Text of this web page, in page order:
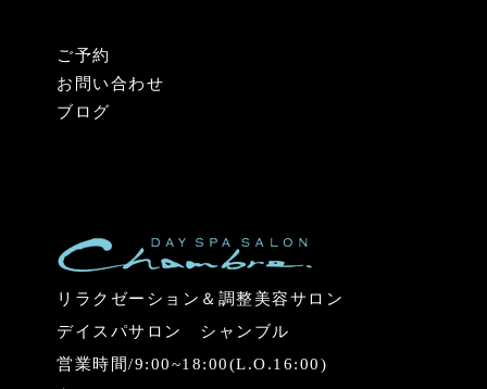
ご予約
お問い合わせ
ブログ
リラクゼーション＆調整美容サロン
デイスパサロン シャンブル
営業時間/9:00~18:00(L.O.16:00)